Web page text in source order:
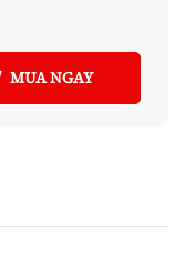
MUA NGAY